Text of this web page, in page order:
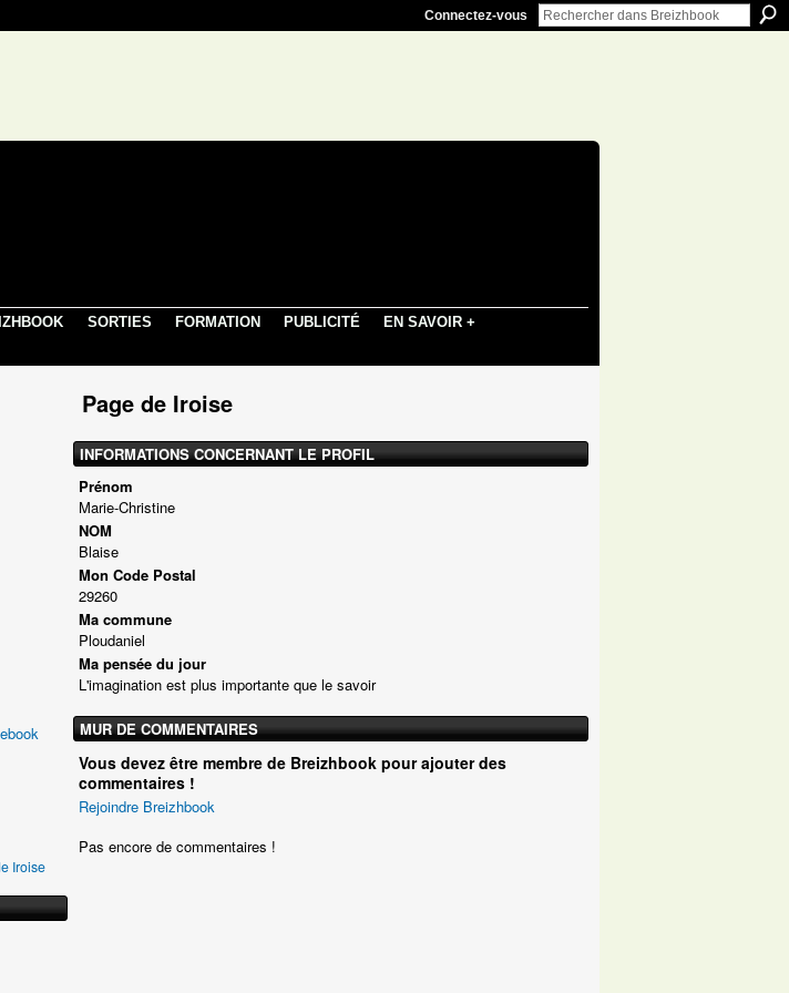
Connectez-vous
SORTIES FORMATION PUBLICITÉ
EN SAVOIR +
Iroise
Page de Iroise
INFORMATIONS CONCERNANT LE PROFIL
Prénom
Marie-Christine
NOM
Blaise
Mon Code Postal
29260
Ma commune
Ploudaniel
Ma pensée du jour
L'imagination est plus importante que le savoir
MUR DE COMMENTAIRES
Vous devez être membre de Breizhbook pour ajouter des
commentaires !
Rejoindre Breizhbook
Pas encore de commentaires !